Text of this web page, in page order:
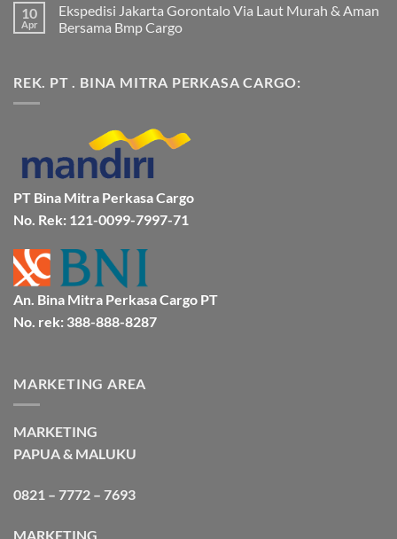
Murah
dan
Terpercaya
Jakarta
ke
komentar
pada
Ekspedisi
Bitung
Lebih
10
Apr
Ekspedisi Jakarta Gorontalo Via Laut Murah & Aman
Bersama Bmp Cargo
pada
Ekspedisi
&
Aman
Bersama
Bmp
Cargo
REK. PT . BINA MITRA PERKASA CARGO:
PT Bina Mitra Perkasa Cargo
No. Rek: 121-0099-7997-71
An. Bina Mitra Perkasa Cargo PT
No. rek: 388-888-8287
MARKETING AREA
MARKETING
PAPUA & MALUKU
0821 – 7772 – 7693
MARKETING